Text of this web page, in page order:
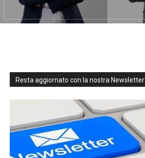
Resta aggiornato con la nostra Newsletter